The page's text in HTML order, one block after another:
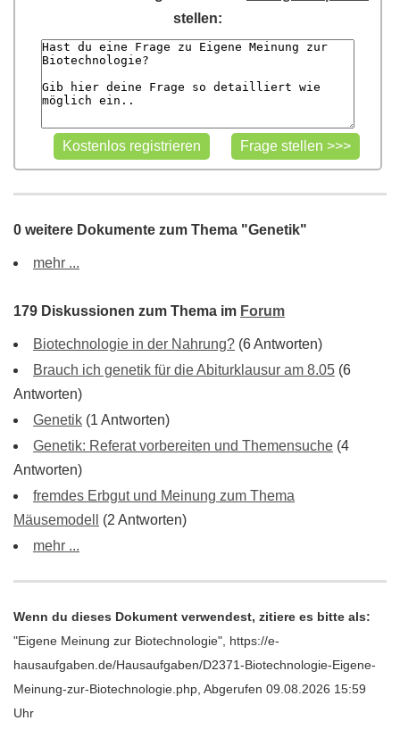
stellen:
0 weitere Dokumente zum Thema "Genetik"
mehr ...
179 Diskussionen zum Thema im Forum
Biotechnologie in der Nahrung? (6 Antworten)
Brauch ich genetik für die Abiturklausur am 8.05 (6
Antworten)
Genetik (1 Antworten)
Genetik: Referat vorbereiten und Themensuche (4
Antworten)
fremdes Erbgut und Meinung zum Thema
Mäusemodell
(2 Antworten)
mehr ...
Wenn du dieses Dokument verwendest, zitiere es bitte als:
"Eigene Meinung zur Biotechnologie", https://e-
hausaufgaben.de/Hausaufgaben/D2371-Biotechnologie-Eigene-
Meinung-zur-Biotechnologie.php, Abgerufen 09.08.2026 15:59
Uhr